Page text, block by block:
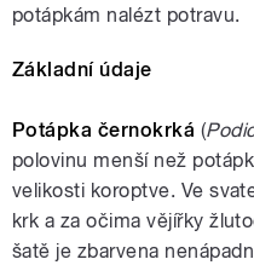
potápkám nalézt potravu.
Základní údaje
Potápka černokrká (
polovinu menší než
velikosti koroptve. Ve
krk a za očima vějířky
šatě je zbarvena